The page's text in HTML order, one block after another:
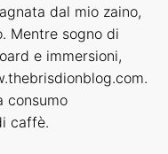
dal mio zaino,
Mentre sogno di
e immersioni,
consumo
caffè.